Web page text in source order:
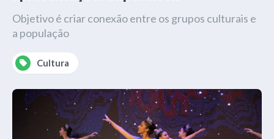
Objetivo é criar conexão entre os grupos culturais e
a população
Cultura